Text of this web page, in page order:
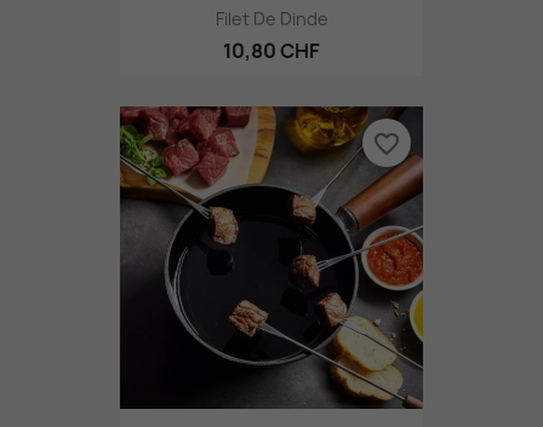
Filet De Dinde
10,80 CHF
favorite_border